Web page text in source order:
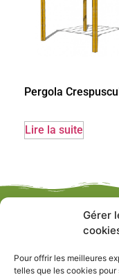
Gérer
Pour offrir les meilleures
telles que les cookies
Pergola
Lire la suite